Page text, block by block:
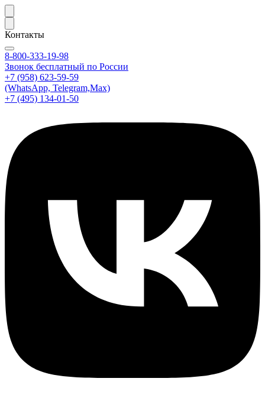
Контакты
8-800-333-19-98
Звонок бесплатный по России
+7 (958) 623-59-59
(WhatsApp, Telegram,Max)
+7 (495) 134-01-50